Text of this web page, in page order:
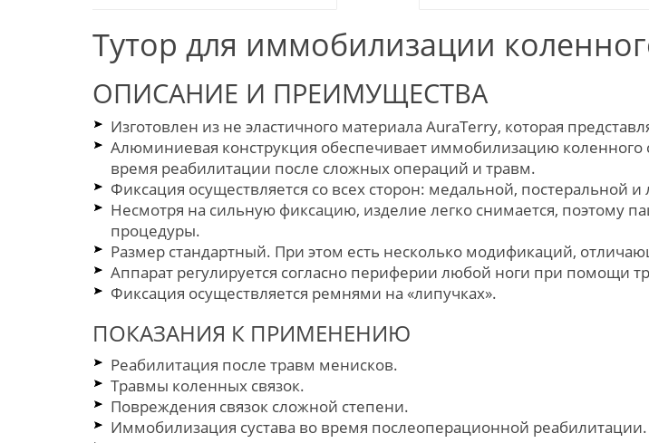
Тутор для иммобилизации
ОПИСАНИЕ И ПРЕИМУЩЕСТВА
Изготовлен из не эластичного материала AuraTerry, которая
Алюминиевая конструкция обеспечивает иммобилизацию коленного
время реабилитации после сложных операций и травм.
Фиксация осуществляется со всех сторон: медальной, постеральной и
Несмотря на сильную фиксацию, изделие легко снимается, поэтому
процедуры.
Размер стандартный. При этом есть несколько модификаций,
Аппарат регулируется согласно периферии любой ноги при помощи
Фиксация осуществляется ремнями на «липучках».
ПОКАЗАНИЯ К ПРИМЕНЕНИЮ
Реабилитация после травм менисков.
Травмы коленных связок.
Повреждения связок сложной степени.
Иммобилизация сустава во время послеоперационной реабилитации.